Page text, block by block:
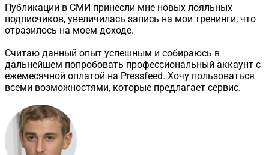
Публикации в СМИ принесли мне новых лояльных
подписчиков, увеличилась запись на мои тренинги, что
отразилось на моем доходе.
Считаю данный опыт успешным и собираюсь в
дальнейшем попробовать профессиональный аккаунт с
ежемесячной оплатой на Pressfeed. Хочу пользоваться
всеми возможностями, которые предлагает сервис.